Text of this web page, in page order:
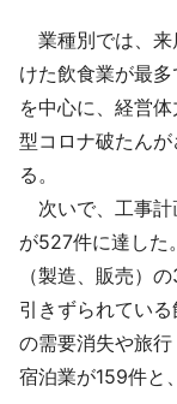
業種別では、来
けた飲食業が最
を中心に、経営
型コロナ破たん
る。
次いで、工事計
が527件に達した
（製造、販売）
引きずられてい
の需要消失や旅
宿泊業が159件と